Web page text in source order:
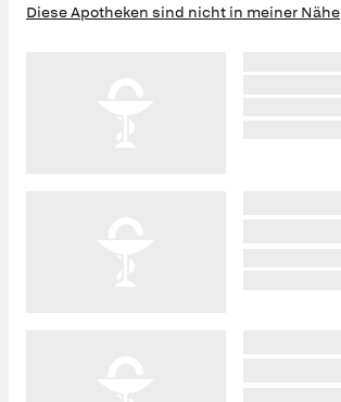
Diese Apotheken sind nicht in meiner Nähe